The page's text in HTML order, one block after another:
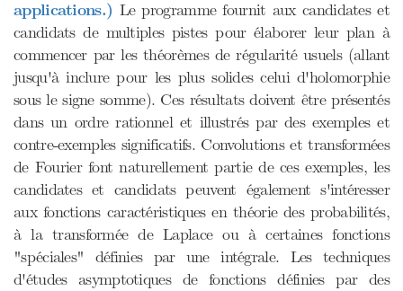
applications.) Le programme fournit aux candidates et
candidats de multiples pistes pour élaborer leur plan à
commencer par les théorèmes de régularité usuels (allant
jusqu'à inclure pour les plus solides celui d'holomorphie
sous le signe somme). Ces résultats doivent être présentés
dans un ordre rationnel et illustrés par des exemples et
contre-exemples significatifs. Convolutions et transformées
de Fourier font naturellement partie de ces exemples, les
candidates et candidats peuvent également s'intéresser
aux fonctions caractéristiques en théorie des probabilités,
à la transformée de Laplace ou à certaines fonctions
"spéciales" définies par une intégrale. Les techniques
d'études asymptotiques de fonctions définies par des